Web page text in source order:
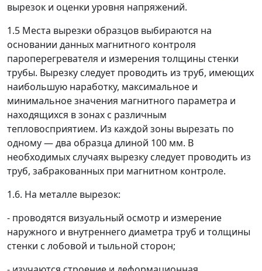
вырезок и оценки уровня напряжений.
1.5 Места вырезки образцов выбираются на
основании данных магнитного контроля
пароперегревателя и измерения толщины стенки
трубы. Вырезку следует проводить из труб, имеющих
наибольшую наработку, максимальное и
минимальное значения магнитного параметра и
находящихся в зонах с различным
тепловосприятием. Из каждой зоны вырезать по
одному—два образца длиной 100 мм. В
необходимых случаях вырезку следует проводить из
труб, забракованных при магнитном контроле.
1.6. На металле вырезок:
- проводятся визуальный осмотр и измерение
наружного и внутреннего диаметра труб и толщины
стенки с лобовой и тыльной сторон;